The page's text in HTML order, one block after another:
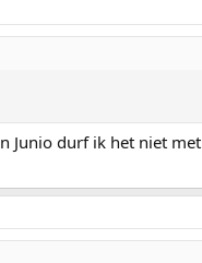
Junio durf ik het niet met